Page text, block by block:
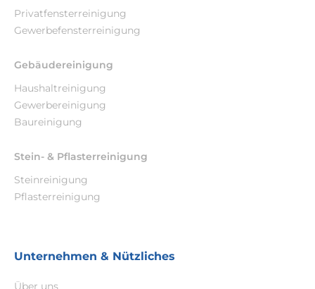
Privatfensterreinigung
Gewerbefensterreinigung
Gebäudereinigung
Haushaltreinigung
Gewerbereinigung
Baureinigung
Stein- & Pflasterreinigung
Steinreinigung
Pflasterreinigung
Unternehmen & Nützliches
Über uns